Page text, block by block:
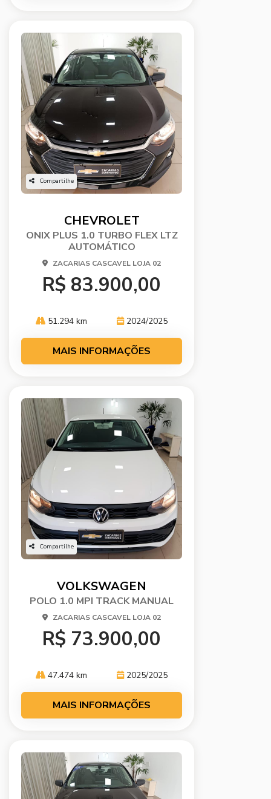
Compartilhe
CHEVROLET
ONIX PLUS 1.0 TURBO FLEX LTZ
AUTOMÁTICO
ZACARIAS CASCAVEL LOJA 02
R$ 83.900,00
51.294 km 2024/2025
MAIS INFORMAÇÕES
Compartilhe
VOLKSWAGEN
POLO 1.0 MPI TRACK MANUAL
ZACARIAS CASCAVEL LOJA 02
R$ 73.900,00
47.474 km 2025/2025
MAIS INFORMAÇÕES